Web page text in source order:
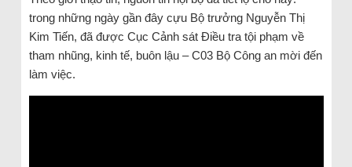
trong những ngày gần đây cựu Bộ trưởng Nguyễn Thị
Kim Tiến, đã được Cục Cảnh sát Điều tra tội phạm về
tham nhũng, kinh tế, buôn lậu – C03 Bộ Công an mời đến
làm việc.